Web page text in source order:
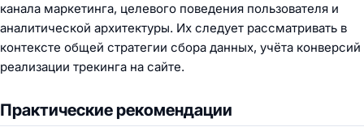
канала маркетинга, целевого поведения пользователя и
аналитической архитектуры. Их следует рассматривать в
контексте общей стратегии сбора данных, учёта конверсий
реализации трекинга на сайте.
Практические рекомендации